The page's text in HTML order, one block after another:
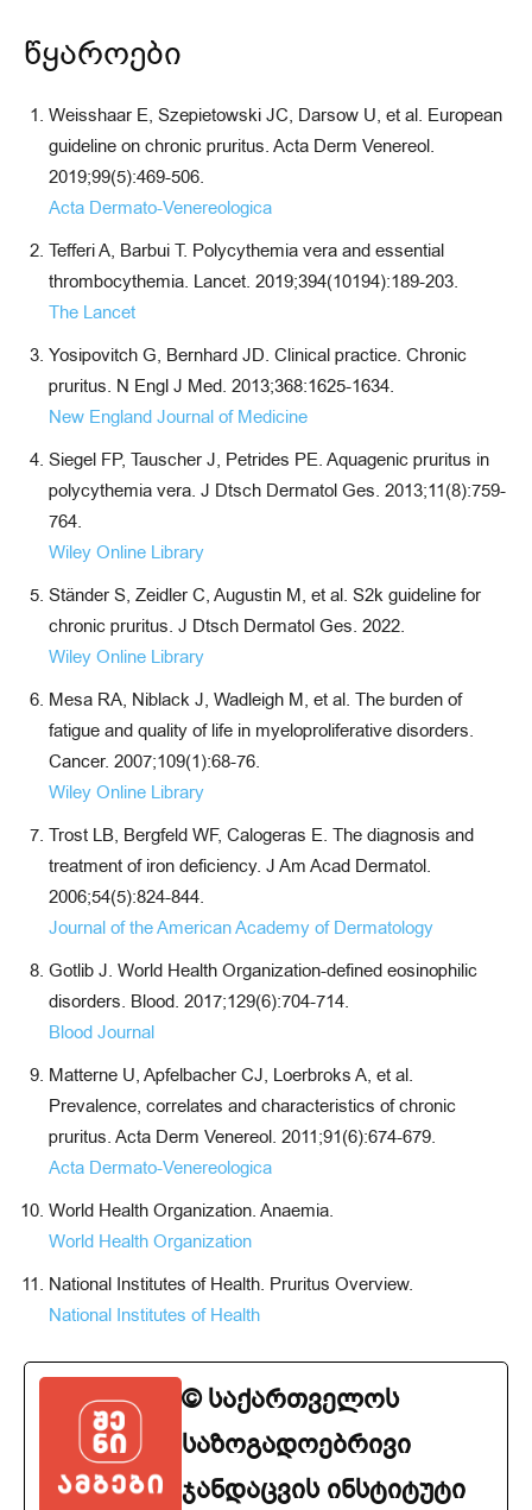
წყაროები
Weisshaar E, Szepietowski JC, Darsow U, et al. European
guideline on chronic pruritus. Acta Derm Venereol.
2019;99(5):469-506.
Acta Dermato-Venereologica
Tefferi A, Barbui T. Polycythemia vera and essential
thrombocythemia. Lancet. 2019;394(10194):189-203.
The Lancet
Yosipovitch G, Bernhard JD. Clinical practice. Chronic
pruritus. N Engl J Med. 2013;368:1625-1634.
New England Journal of Medicine
Siegel FP, Tauscher J, Petrides PE. Aquagenic pruritus in
polycythemia vera. J Dtsch Dermatol Ges. 2013;11(8):759-
764.
Wiley Online Library
Ständer S, Zeidler C, Augustin M, et al. S2k guideline for
chronic pruritus. J Dtsch Dermatol Ges. 2022.
Wiley Online Library
Mesa RA, Niblack J, Wadleigh M, et al. The burden of
fatigue and quality of life in myeloproliferative disorders.
Cancer. 2007;109(1):68-76.
Wiley Online Library
Trost LB, Bergfeld WF, Calogeras E. The diagnosis and
treatment of iron deficiency. J Am Acad Dermatol.
2006;54(5):824-844.
Journal of the American Academy of Dermatology
Gotlib J. World Health Organization-defined eosinophilic
disorders. Blood. 2017;129(6):704-714.
Blood Journal
Matterne U, Apfelbacher CJ, Loerbroks A, et al.
Prevalence, correlates and characteristics of chronic
pruritus. Acta Derm Venereol. 2011;91(6):674-679.
Acta Dermato-Venereologica
World Health Organization. Anaemia.
World Health Organization
National Institutes of Health. Pruritus Overview.
National Institutes of Health
© საქართველოს
საზოგადოებრივი
ჯანდაცვის ინსტიტუტი